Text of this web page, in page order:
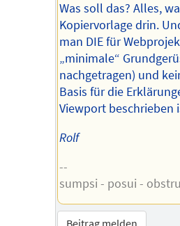
Was soll das? Alles,
Kopiervorlage drin.
man DIE für
„minimale“
nachgetragen) und
Basis für die
Viewport beschrieben
Rolf
--
sumpsi - posui -
Beitrag melden